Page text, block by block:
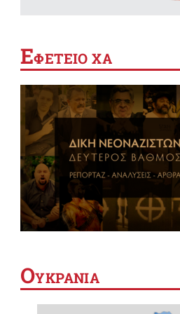
συνόρων»
7 Αυγ 2026, 05:16
ΣΑΝ ΣΗΜΕΡΑ
Σαν σήμερα 7
7 Αυγ 2026, 00:01
ΚΟΝΤΡΕΣ
Εσύ σε τι είδος
ανήκεις;
6 Αυγ 2026, 19:11
Οικότροφοι
Αθηνών:
ΙΝΕΔΙΒΙΜ δεν
ΕΦΕΤΕΙΟ ΧΑ
ΟΥΚΡΑΝΙΑ